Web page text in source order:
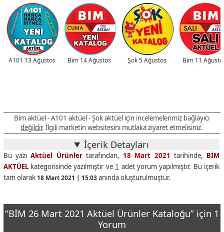
A101 13 Ağustos Bim 14 Ağustos Şok 5 Ağustos Bim 11
Bim aktüel - A101 aktüel - Şok aktüel için incelemelerimiz bağlayıcı
değildir. İlgili marketin websitesini mutlaka ziyaret etmelisiniz.
İçerik Detayları
Bu yazıAktüel Ürünlertarafından, 18 Mart 2021 tarihinde, BİM
AKTÜELkategorisinde yazılmıştır ve 1 adet yorum yapılmıştır. Bu içerik
tam olarak 18 Mart 2021 | 15:03anında oluşturulmuştur.
“BİM 26 Mart 2021 Aktüel Ürünler Kataloğu” için 1
Yorum